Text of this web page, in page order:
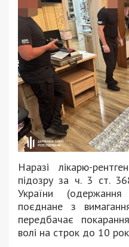
Наразі лікарю-
підозру за ч. 3 ст.
України (одержання
поєднане з
передбачає
волі на строк до 10